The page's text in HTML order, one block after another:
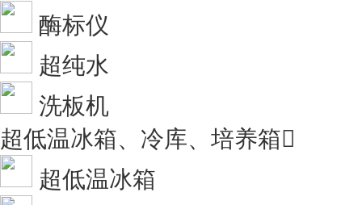
酶标仪
超纯水
洗板机
超低温冰箱、冷库、培养箱
超低温冰箱